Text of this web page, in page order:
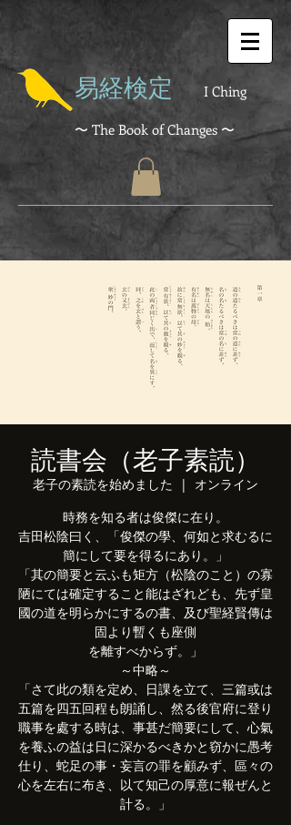
易経検定 I Ching
〜 The Book of Changes 〜
読書会（老子素読）
老子の素読を始めました
  |
オンライン
時務を知る者は俊傑に在り。
吉田松陰曰く、「俊傑の學、何如と求むるに
簡にして要を得るにあり。」
「其の簡要と云ふも矩方（松陰のこと）の寡
陋にては確定すること能はざれども、先ず皇
國の道を明らかにするの書、及び聖経賢傳は
固より暫くも座側
を離すべからず。」
～中略～
「さて此の類を定め、日課を立て、三篇或は
五篇を四五回程も朗誦し、然る後官府に登り
職事を處する時は、事甚だ簡要にして、心氣
を養ふの益は日に深かるべきかと窃かに愚考
仕り、蛇足の事・妄言の罪を顧みず、區々の
心を左右に布き、以て知己の厚意に報ぜんと
計る。」